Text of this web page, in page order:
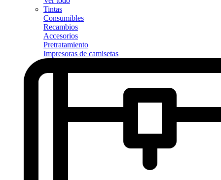
Tintas
Consumibles
Recambios
Accesorios
Pretratamiento
Impresoras de camisetas